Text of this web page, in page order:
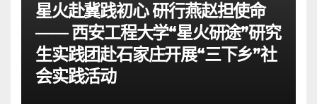
星火赴冀践初心 研行燕赵担使命
—— 西安工程大学“星火研途”研究
生实践团赴石家庄开展“三下乡”社
会实践活动